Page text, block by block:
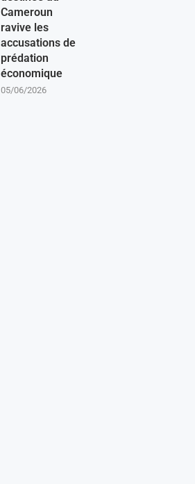
Cameroun
ravive les
accusations de
prédation
économique
05/06/2026